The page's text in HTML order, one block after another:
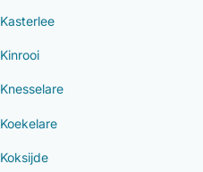
Kasterlee
Kinrooi
Knesselare
Koekelare
Koksijde